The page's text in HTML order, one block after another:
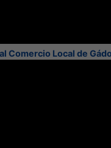
Comercio Local de